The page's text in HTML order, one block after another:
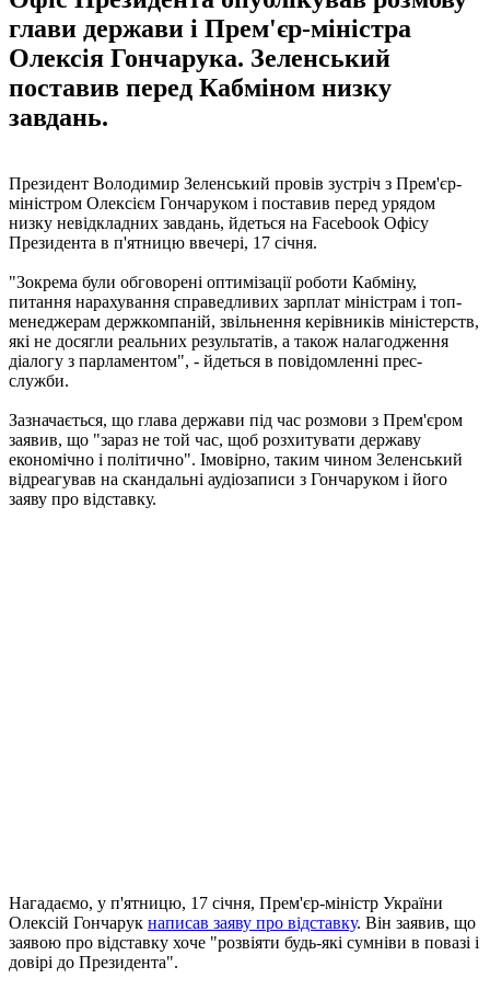
глави держави і Прем'єр-міністра
Олексія Гончарука. Зеленський
поставив перед Кабміном низку
завдань.
Президент Володимир Зеленський провів зустріч з Прем'єр-
міністром Олексієм Гончаруком і поставив перед урядом
низку невідкладних завдань, йдеться на Facebook Офісу
Президента в п'ятницю ввечері, 17 січня.
"Зокрема були обговорені оптимізації роботи Кабміну,
питання нарахування справедливих зарплат міністрам і топ-
менеджерам держкомпаній, звільнення керівників міністерств,
які не досягли реальних результатів, а також налагодження
діалогу з парламентом", - йдеться в повідомленні прес-
служби.
Зазначається, що глава держави під час розмови з Прем'єром
заявив, що "зараз не той час, щоб розхитувати державу
економічно і політично". Імовірно, таким чином Зеленський
відреагував на скандальні аудіозаписи з Гончаруком і його
заяву про відставку.
Нагадаємо, у п'ятницю, 17 січня, Прем'єр-міністр України
Олексій Гончарук написав заяву про відставку. Він заявив, що
заявою про відставку хоче "розвіяти будь-які сумніви в повазі і
довірі до Президента".